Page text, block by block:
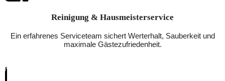
Reinigung & Hausmeisterservice
Ein erfahrenes Serviceteam sichert Werterhalt, Sauberkeit und
maximale Gästezufriedenheit.